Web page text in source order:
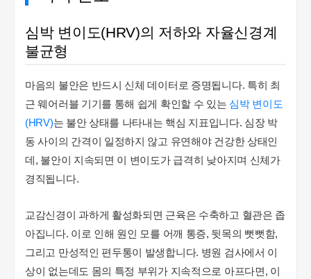
심박 변이도(HRV)의 저하와 자율신경계
불균형
마음의 불안은 반드시 신체 데이터로 증명됩니다. 특히 최
근 웨어러블 기기를 통해 쉽게 확인할 수 있는 심박 변이도
(HRV)는 불안 상태를 나타내는 핵심 지표입니다. 심장 박
동 사이의 간격이 일정하지 않고 유연해야 건강한 상태인
데, 불안이 지속되면 이 변이도가 급격히 낮아지며 신체가
경직됩니다.
교감신경이 과하게 활성화되면 근육은 수축하고 혈관은 좁
아집니다. 이로 인해 원인 모를 어깨 통증, 뒷목의 뻣뻣함,
그리고 만성적인 편두통이 발생합니다. 병원 검사에서 이
상이 없는데도 몸의 특정 부위가 지속적으로 아프다면, 이